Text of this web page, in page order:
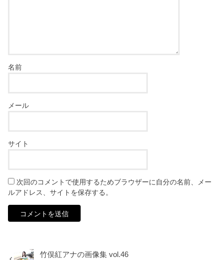
名前
メール
サイト
次回のコメントで使用するためブラウザーに自分の名前、メー
ルアドレス、サイトを保存する。
竹俣紅アナの画像集 vol.46